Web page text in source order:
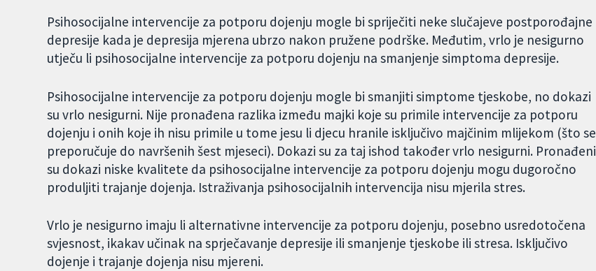
Psihosocijalne intervencije za potporu dojenju mogle bi spriječiti neke slučajeve postporođajne
depresije kada je depresija mjerena ubrzo nakon pružene podrške. Međutim, vrlo je nesigurno
utječu li psihosocijalne intervencije za potporu dojenju na smanjenje simptoma depresije.
Psihosocijalne intervencije za potporu dojenju mogle bi smanjiti simptome tjeskobe, no dokazi
su vrlo nesigurni. Nije pronađena razlika između majki koje su primile intervencije za potporu
dojenju i onih koje ih nisu primile u tome jesu li djecu hranile isključivo majčinim mlijekom (što se
preporučuje do navršenih šest mjeseci). Dokazi su za taj ishod također vrlo nesigurni. Pronađeni
su dokazi niske kvalitete da psihosocijalne intervencije za potporu dojenju mogu dugoročno
produljiti trajanje dojenja. Istraživanja psihosocijalnih intervencija nisu mjerila stres.
Vrlo je nesigurno imaju li alternativne intervencije za potporu dojenju, posebno usredotočena
svjesnost, ikakav učinak na sprječavanje depresije ili smanjenje tjeskobe ili stresa. Isključivo
dojenje i trajanje dojenja nisu mjereni.